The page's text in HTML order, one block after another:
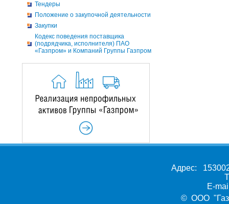
Тендеры
Положение о закупочной деятельности
Закупки
Кодекс поведения поставщика
(подрядчика, исполнителя) ПАО
«Газпром» и Компаний Группы Газпром
Адрес:
E-
© ООО